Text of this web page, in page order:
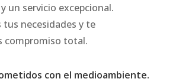
un servicio excepcional.
tus necesidades y te
compromiso total.
con el medioambiente.